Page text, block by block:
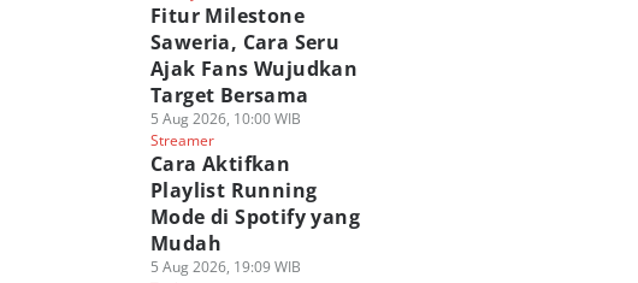
Fitur Milestone
Saweria, Cara Seru
Ajak Fans Wujudkan
Target Bersama
5 Aug 2026, 10:00 WIB
Streamer
Cara Aktifkan
Playlist Running
Mode di Spotify yang
Mudah
5 Aug 2026, 19:09 WIB